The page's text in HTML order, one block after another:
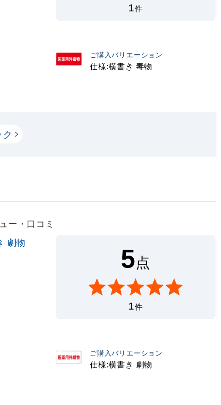
1件
ご購入バリエーション
仕様:横書き 毒物
ー・口コミ
劇物
5点
1件
ご購入バリエーション
仕様:横書き 劇物